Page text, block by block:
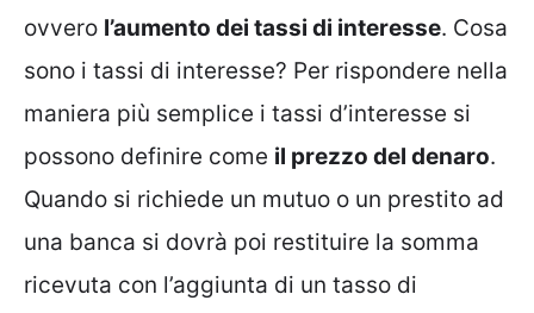
ovvero l’aumento dei tassi di interesse. Cosa
sono i tassi di interesse? Per rispondere nella
maniera più semplice i tassi d’interesse si
possono definire come il prezzo del denaro.
Quando si richiede un mutuo o un prestito ad
una banca si dovrà poi restituire la somma
ricevuta con l’aggiunta di un tasso di